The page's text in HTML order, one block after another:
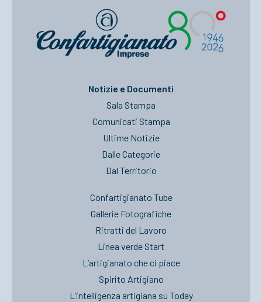
Notizie e Documenti
Sala Stampa
Comunicati Stampa
Ultime Notizie
Dalle Categorie
Dal Territorio
Confartigianato Tube
Gallerie Fotografiche
Ritratti del Lavoro
Linea verde Start
L’artigianato che ci piace
Spirito Artigiano
L’intelligenza artigiana su Today